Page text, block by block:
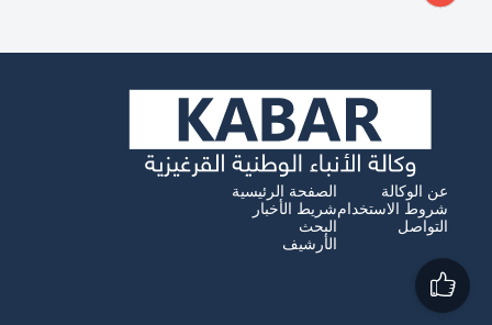
عن الوكالة
شروط الاستخدام
التواصل
الصفحة الرئيسية
شريط الأخبار
البحث
الأرشيف